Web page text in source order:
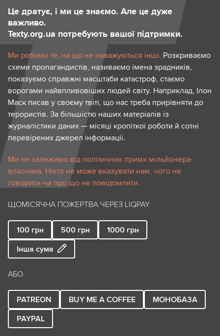
Це дратує, і ми це знаємо. Але це дуже
важливо.
Texty.org.ua потребують вашої підтримки.
Ми робимо те, на що не наважуються інші. Розкриваємо
схеми пропагандистів, називаємо імена зрадників,
показуємо справжні масштаби катастроф, стаємо
ворогами найвпливовіших людей світу. Наприклад, Ілон
Маск писав у своєму твіті, що нас треба прирівняти до
терористів. За більшістю наших матеріалів із
журналістики даних — місяці кропіткої роботи й сотні
перевірених джерел інформації.
Ми не залежимо від політичних примх мільйонера-
власника. Ніхто не може вказувати нам, чого не
говорити чи про що не повідомляти.
ЩОМІСЯЧНА ПОЖЕРТВА ЧЕРЕЗ LIQPAY
100 грн 500 грн 1000 грн
Інша сума
АБО
PATREON BUY ME A COFFEE
МОНОБАЗА
PAYPAL